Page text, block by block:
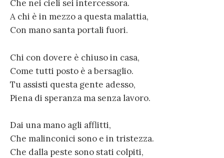
Che nei cieli sei intercessora.
A chi è in mezzo a questa malattia,
Con mano santa portali fuori.
Chi con dovere è chiuso in casa,
Come tutti posto è a bersaglio.
Tu assisti questa gente adesso,
Piena di speranza ma senza lavoro.
Dai una mano agli afflitti,
Che malinconici sono e in tristezza.
Che dalla peste sono stati colpiti,